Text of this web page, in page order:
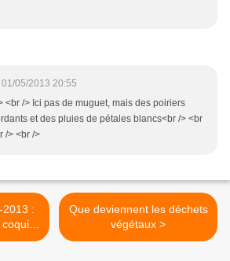
01/05/2013 20:55
<br /> Ici pas de muguet, mais des poiriers
et des pluies de pétales blancs<br /> <br
/> <br />
Que deviennent les déchets
végétaux >